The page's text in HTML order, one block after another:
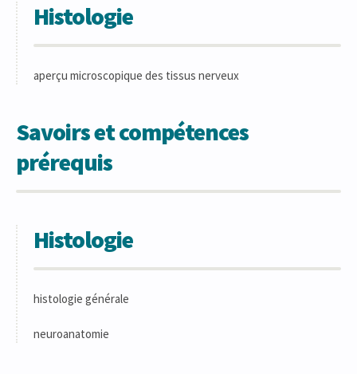
Histologie
aperçu microscopique des tissus nerveux
Savoirs et compétences
prérequis
Histologie
histologie générale
neuroanatomie